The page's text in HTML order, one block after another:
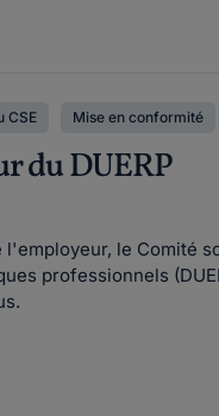
CSE Mise en conformité
du DUERP
le Comité
professionnels